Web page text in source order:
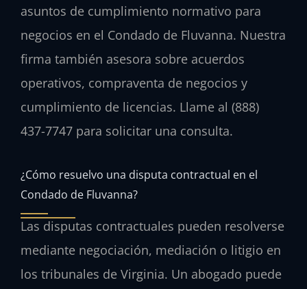
asuntos de cumplimiento normativo para
negocios en el Condado de Fluvanna. Nuestra
firma también asesora sobre acuerdos
operativos, compraventa de negocios y
cumplimiento de licencias. Llame al (888)
437-7747 para solicitar una consulta.
¿Cómo resuelvo una disputa contractual en el
Condado de Fluvanna?
Las disputas contractuales pueden resolverse
mediante negociación, mediación o litigio en
los tribunales de Virginia. Un abogado puede